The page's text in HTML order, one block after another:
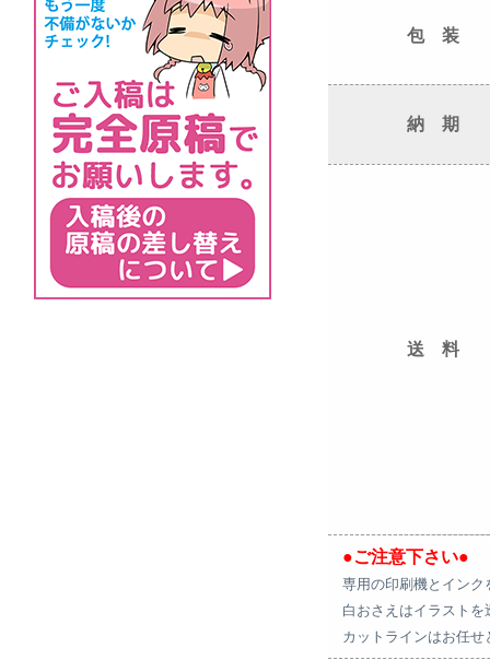
包 装
納 期
送 料
●ご注意下さい●
専用の印刷機とイン
白おさえはイラスト
カットラインはお任